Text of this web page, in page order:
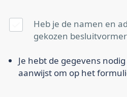
Heb je de namen en
gekozen
Je hebt de gegevens
aanwijst om op het